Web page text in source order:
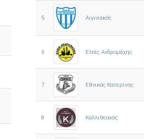
5 Αιγινιακός
6 Ελπίς Ανδρομάχης
7 Εθνικός Κατερίνης
8 Καλλιθεακός